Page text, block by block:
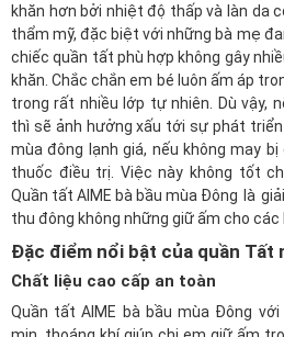
khăn hơn bởi nhiệt độ thấp và làn da
thẩm mỹ, đặc biệt với những bà mẹ
chiếc quần tất phù hợp không gây
khăn. Chắc chắn em bé luôn ấm áp
trong rất nhiều lớp tự nhiên. Dù vậy,
thì sẽ ảnh hưởng xấu tới sự phát
mùa đông lạnh giá, nếu không may
thuốc điều trị. Việc này không tốt
Quần tất AIME bà bầu mùa Đông là
thu đông không những giữ ấm cho các
Đặc điểm nổi bật của quần Tất
Chất liệu cao cấp an toàn
Quần tất AIME bà bầu mùa Đông